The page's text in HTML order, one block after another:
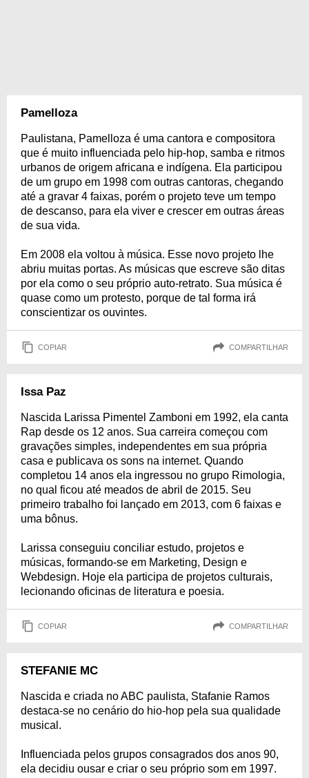
Pamelloza
Paulistana, Pamelloza é uma cantora e compositora
que é muito influenciada pelo hip-hop, samba e ritmos
urbanos de origem africana e indígena. Ela participou
de um grupo em 1998 com outras cantoras, chegando
até a gravar 4 faixas, porém o projeto teve um tempo
de descanso, para ela viver e crescer em outras áreas
de sua vida.
Em 2008 ela voltou à música. Esse novo projeto lhe
abriu muitas portas. As músicas que escreve são ditas
por ela como o seu próprio auto-retrato. Sua música é
quase como um protesto, porque de tal forma irá
conscientizar os ouvintes.
COPIAR COMPARTILHAR
Issa Paz
Nascida Larissa Pimentel Zamboni em 1992, ela canta
Rap desde os 12 anos. Sua carreira começou com
gravações simples, independentes em sua própria
casa e publicava os sons na internet. Quando
completou 14 anos ela ingressou no grupo Rimologia,
no qual ficou até meados de abril de 2015. Seu
primeiro trabalho foi lançado em 2013, com 6 faixas e
uma bônus.
Larissa conseguiu conciliar estudo, projetos e
músicas, formando-se em Marketing, Design e
Webdesign. Hoje ela participa de projetos culturais,
lecionando oficinas de literatura e poesia.
COPIAR COMPARTILHAR
STEFANIE MC
Nascida e criada no ABC paulista, Stafanie Ramos
destaca-se no cenário do hio-hop pela sua qualidade
musical.
Influenciada pelos grupos consagrados dos anos 90,
ela decidiu ousar e criar o seu próprio som em 1997.